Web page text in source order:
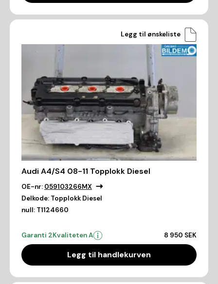
Legg til ønskeliste
Audi A4/S4 08-11 Topplokk Diesel
OE-nr: 059103266MX
Delkode: Topplokk Diesel
null: T1124660
Garanti 2Kvaliteten A 8 950 SEK
Legg til handlekurven